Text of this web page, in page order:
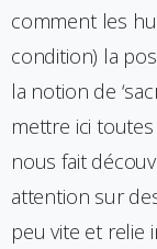
comment les
condition) la
la notion de
mettre ici
nous fait
attention sur
peu vite et relie